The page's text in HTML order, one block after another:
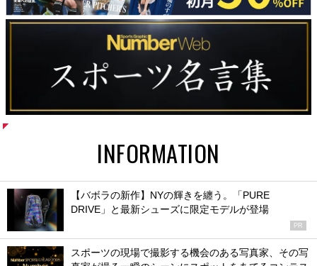
INFORMATION
【バボラの新作】NYの輝きを纏う。「PURE
DRIVE」と最新シューズに限定モデルが登場
PR
スポーツの現場で撮影する機会のある写真家、その写